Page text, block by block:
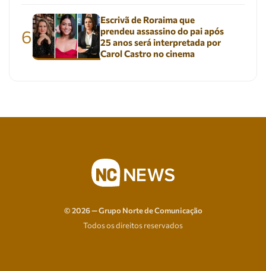
6
Escrivã de Roraima que
prendeu assassino do pai após
25 anos será interpretada por
Carol Castro no cinema
© 2026 — Grupo Norte de Comunicação
Todos os direitos reservados